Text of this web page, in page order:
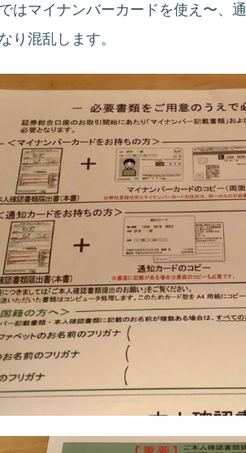
はマイナンバーカードを使え〜、
り混乱します。